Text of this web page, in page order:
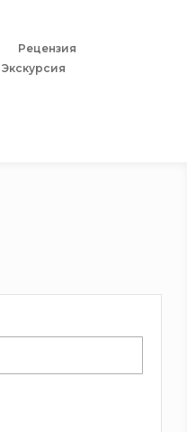
Рецензия
Экскурсия